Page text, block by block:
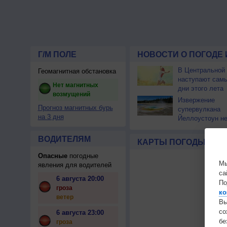
Г/М ПОЛЕ
Геомагнитная обстановка
Нет магнитных
возмущений
Прогноз магнитных бурь
на 3 дня
ВОДИТЕЛЯМ
Опасныепогодные
явления для водителей
6 августа 20:00
гроза
ветер
6 августа 23:00
гроза
НОВОСТИ О ПОГОДЕ
В Центральной
наступают
дни этого лета
Извержение
супервулкана
Йеллоустоун
к уничтожению
КАРТЫ ПОГОДЫ